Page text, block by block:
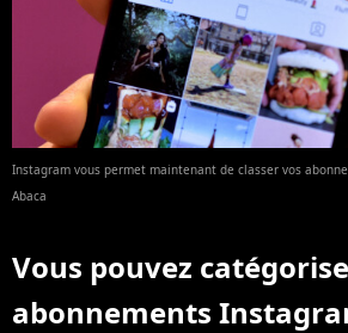
Instagram vous permet maintenant de classer vos
Abaca
Vous pouvez
abonnements